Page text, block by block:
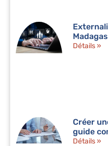
Détails »
Créer
guide
Détails »